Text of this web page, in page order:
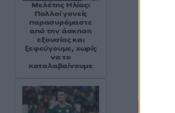
Μελέτης Ηλίας:
Πολλοί γονείς
παρασυρόμαστε
από την άσκηση
εξουσίας και
ξεφεύγουμε, χωρίς
να το
καταλαβαίνουμε